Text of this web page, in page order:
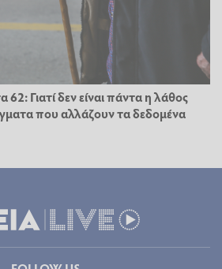
Γιατί δεν είναι πάντα η λάθος
που αλλάζουν τα δεδομένα